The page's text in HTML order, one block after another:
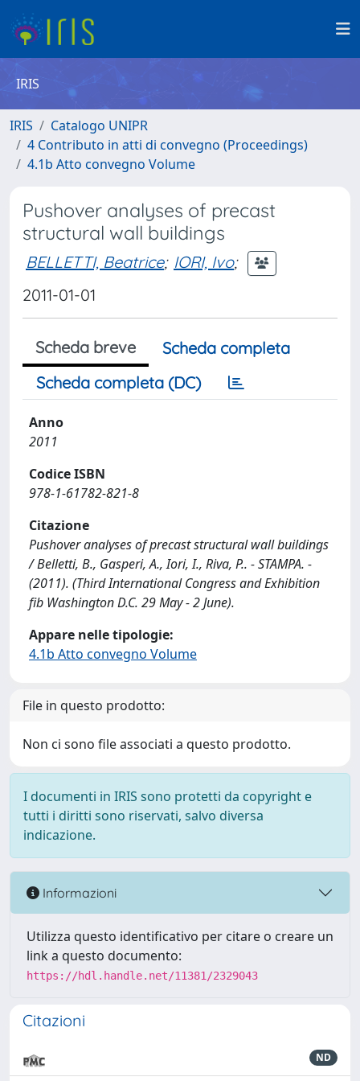
IRIS
IRIS
Catalogo UNIPR
4 Contributo in atti di convegno (Proceedings)
4.1b Atto convegno Volume
Pushover analyses of precast
structural wall buildings
BELLETTI, Beatrice; IORI, Ivo;
2011-01-01
Scheda breve
Scheda completa
Scheda completa (DC)
Anno
2011
Codice ISBN
978-1-61782-821-8
Citazione
Pushover analyses of precast structural wall buildings
/ Belletti, B., Gasperi, A., Iori, I., Riva, P.. - STAMPA. -
(2011). (Third International Congress and Exhibition
fib Washington D.C. 29 May - 2 June).
Appare nelle tipologie:
4.1b Atto convegno Volume
File in questo prodotto:
Non ci sono file associati a questo prodotto.
I documenti in IRIS sono protetti da copyright e
tutti i diritti sono riservati, salvo diversa
indicazione.
Informazioni
Utilizza questo identificativo per citare o creare un
link a questo documento:
https://hdl.handle.net/11381/2329043
Citazioni
ND